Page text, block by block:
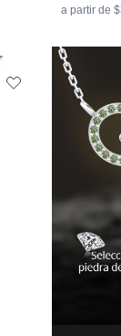
a partir de